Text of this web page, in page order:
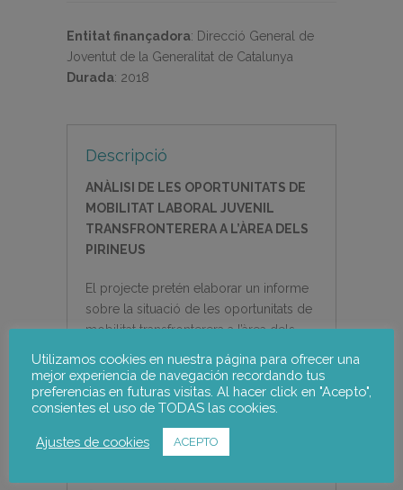
Entitat finançadora: Direcció General de
Joventut de la Generalitat de Catalunya
Durada: 2018
Descripció
ANÀLISI DE LES OPORTUNITATS DE
MOBILITAT LABORAL JUVENIL
TRANSFRONTERERA A L’ÀREA DELS
PIRINEUS
El projecte pretén elaborar un informe
sobre la situació de les oportunitats de
mobilitat transfronterera a l’àrea dels
Pirineus. El projecte ha realitzat
entrevistes amb joves de les zones
frontereres de Catalunya-França-Aragó
i Andorra. S’han realitzat també una
enquesta on line als joves i grups
focals amb entitats organitzadores de
Utilizamos cookies en nuestra página para ofrecer una
mejor experiencia de navegación recordando tus
preferencias en futuras visitas. Al hacer click en "Acepto",
consientes el uso de TODAS las cookies.
Ajustes de cookies ACEPTO